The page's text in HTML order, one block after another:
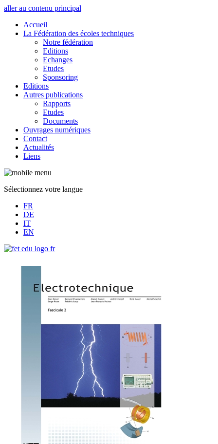
aller au contenu principal
Accueil
La Fédération des écoles techniques
Notre fédération
Editions
Echanges
Etudes
Sponsoring
Editions
Autres publications
Rapports
Etudes
Documents
Ouvrages numériques
Contact
Actualités
Liens
Sélectionnez votre langue
FR
DE
IT
EN